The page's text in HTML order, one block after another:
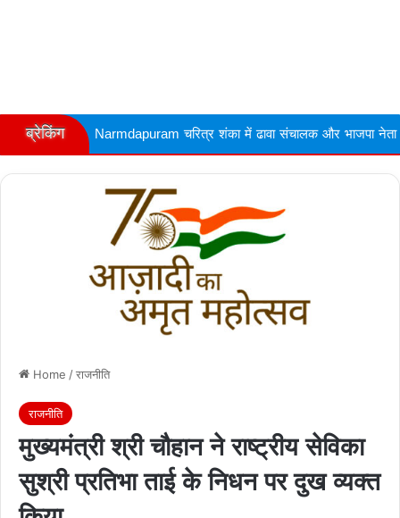
ब्रेकिंग चरित्र शंका में ढावा संचालक और भाजपा नेता की गोली मारकर
Home /राजनीति
राजनीति
मुख्यमंत्री श्री चौहान ने राष्ट्रीय सेविका
सुश्री प्रतिभा ताई के निधन पर दुख व्यक्त